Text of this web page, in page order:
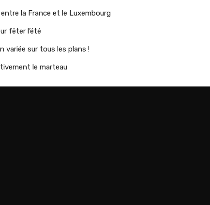
la France et le Luxembourg
fêter l’été
variée sur tous les plans !
le marteau